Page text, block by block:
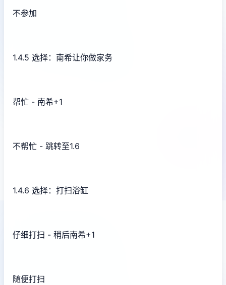
不参加
1.4.5 选择：南希让你做家务
帮忙 - 南希+1
不帮忙 - 跳转至1.6
1.4.6 选择：打扫浴缸
仔细打扫 - 稍后南希+1
随便打扫